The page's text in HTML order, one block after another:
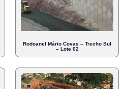
Rodoanel Mário Covas – Trecho Sul
– Lote 02